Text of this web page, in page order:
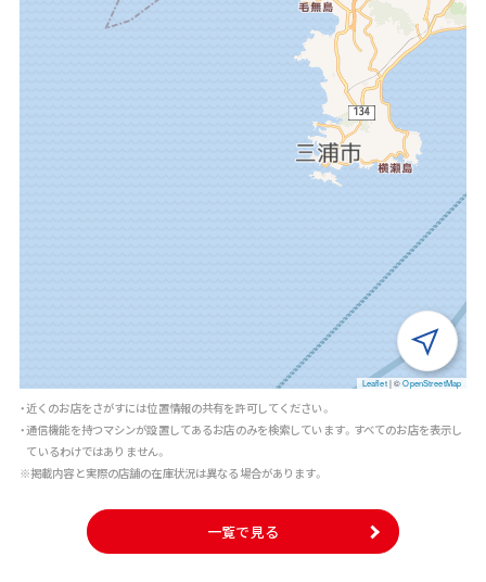
Leaflet |©OpenStreetMap
・近くのお店をさがすには位置情報の共有を許可してください。
・通信機能を持つマシンが設置してあるお店のみを検索しています。すべてのお店を表示し
ているわけではありません。
※掲載内容と実際の店舗の在庫状況は異なる場合があります。
一覧で見る